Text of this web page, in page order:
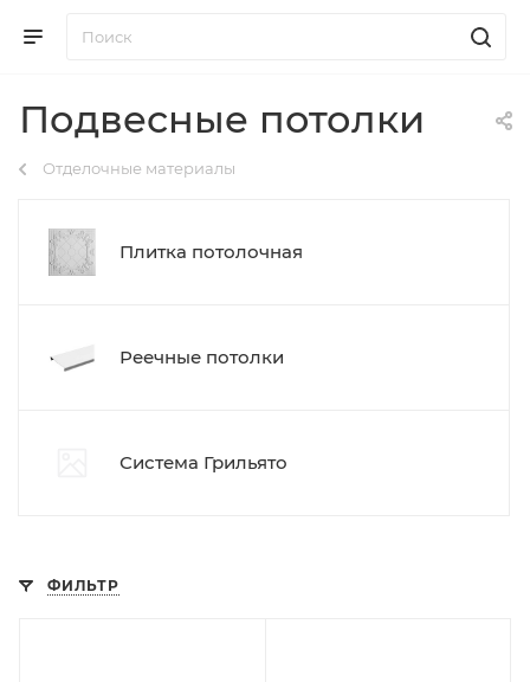
Подвесные потолки
Отделочные материалы
Плитка потолочная
Реечные потолки
Система Грильято
ФИЛЬТР